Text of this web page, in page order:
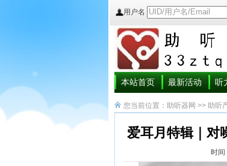
用户名
本站首页 最新活动 听
您当前位置： 助听器网 >> 助听
爱耳月特辑｜对
时